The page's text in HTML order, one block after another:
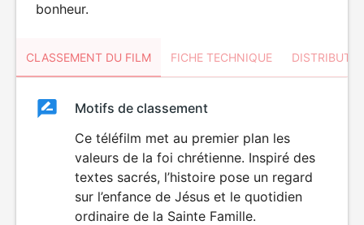
bonheur.
CLASSEMENT DU FILM FICHE TECHNIQUE
ClassementClassement
Motifs de classement
Ce téléfilm met au premier plan les
valeurs de la foi chrétienne. Inspiré des
textes sacrés, l’histoire pose un regard
sur l’enfance de Jésus et le quotidien
ordinaire de la Sainte Famille.